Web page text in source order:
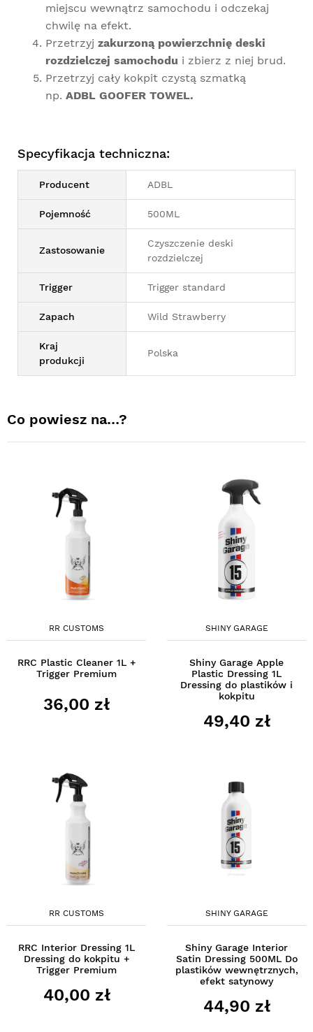
miejscu wewnątrz samochodu i odczekaj
chwilę na efekt.
Przetrzyj zakurzoną powierzchnię deski
rozdzielczej samochodu i zbierz z niej brud.
Przetrzyj cały kokpit czystą szmatką
np. ADBL GOOFER TOWEL.
Specyfikacja techniczna:
Producent ADBL
Pojemność 500ML
Zastosowanie
Czyszczenie deski
rozdzielczej
Trigger Trigger standard
Zapach Wild Strawberry
Kraj
produkcji
Polska
Co powiesz na…?
RR CUSTOMS
RRC Plastic Cleaner 1L +
Trigger Premium
36,00 zł
SHINY GARAGE
Shiny Garage Apple
Plastic Dressing 1L
Dressing do plastików i
kokpitu
49,40 zł
RR CUSTOMS
RRC Interior Dressing 1L
Dressing do kokpitu +
Trigger Premium
40,00 zł
SHINY GARAGE
Shiny Garage Interior
Satin Dressing 500ML Do
plastików wewnętrznych,
efekt satynowy
44,90 zł